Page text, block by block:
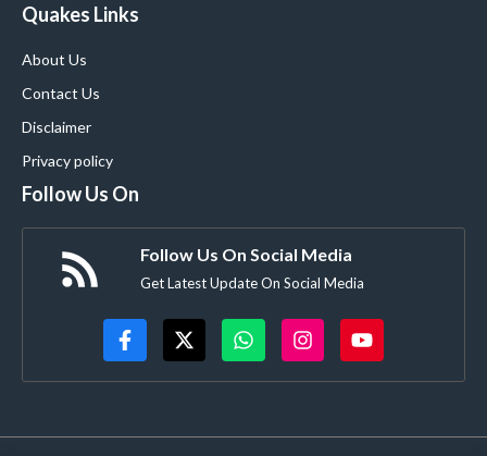
Quakes Links
About Us
Contact Us
Disclaimer
Privacy policy
Follow Us On
Follow Us On Social Media
Get Latest Update On Social Media